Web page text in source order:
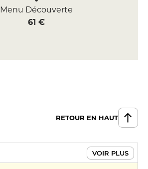
Menu Découverte
61 €
RETOUR EN HAUT
VOIR PLUS